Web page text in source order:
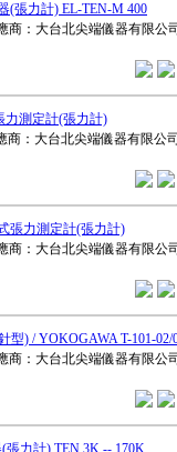
(張力計) EL-TEN-M 400
商：大台北尖端儀器有限公司
力測定計(張力計)
商：大台北尖端儀器有限公司
張力測定計(張力計)
商：大台北尖端儀器有限公司
型) / YOKOGAWA T-101-02/
商：大台北尖端儀器有限公司
力計) TEN 3K -- 170K